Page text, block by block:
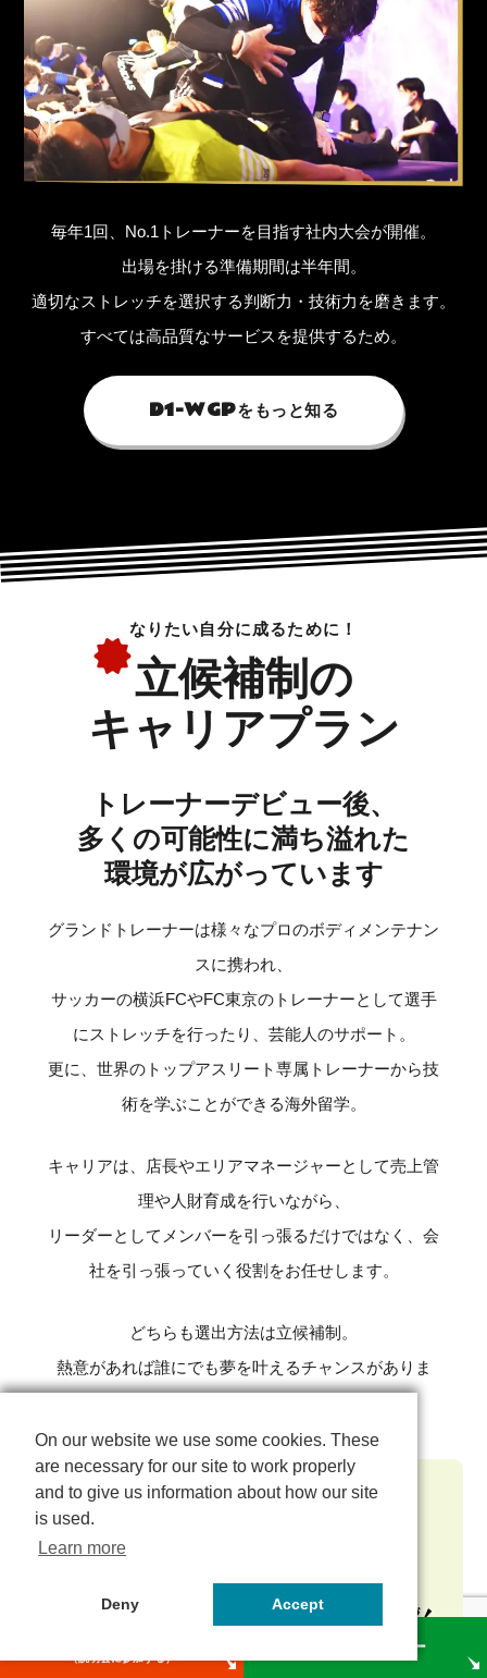
毎年1回、No.1トレーナーを目指す社内大会が開催。
出場を掛ける準備期間は半年間。
適切なストレッチを選択する判断力・技術力を磨きます。
すべては高品質なサービスを提供するため。
D1-WGPをもっと知る
なりたい自分に成るために！
立候補制の
キャリアプラン
トレーナーデビュー後、
多くの可能性に満ち溢れた
環境が広がっています
グランドトレーナーは様々なプロのボディメンテナン
スに携われ、
サッカーの横浜FCやFC東京のトレーナーとして選手
にストレッチを行ったり、芸能人のサポート。
更に、世界のトップアスリート専属トレーナーから技
術を学ぶことができる海外留学。
キャリアは、店長やエリアマネージャーとして売上管
理や人財育成を行いながら、
リーダーとしてメンバーを引っ張るだけではなく、会
社を引っ張っていく役割をお任せします。
どちらも選出方法は立候補制。
熱意があれば誰にでも夢を叶えるチャンスがありま
中途エントリー
On our website we use some cookies. These
are necessary for our site to work properly
and to give us information about how our site
is used.
Learn more
Deny Accept
On our website we use some cookies. These
are necessary for our site to work properly
and to give us information about how our site
is used.
Learn more
Deny Accept